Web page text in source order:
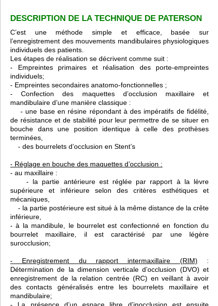
DESCRIPTION DE LA TECHNIQUE DE PATERSON
C’est une méthode simple et efficace, basée sur
l’enregistrement des mouvements mandibulaires physiologiques
individuels des patients.
Les étapes de réalisation se décrivent comme suit :
- Empreintes primaires et réalisation des porte-empreintes
individuels;
- Empreintes secondaires anatomo-fonctionnelles ;
- Confection des maquettes d’occlusion maxillaire et
mandibulaire d’une manière classique :
- une base en résine répondant à des impératifs de fidélité,
de résistance et de stabilité pour leur permettre de se situer en
bouche dans une position identique à celle des prothèses
terminées,
- des bourrelets d’occlusion en Stent’s
- Réglage en bouche des maquettes d’occlusion :
- au maxillaire :
- la partie antérieure est réglée par rapport à la lèvre
supérieure et inférieure selon des critères esthétiques et
mécaniques,
- la partie postérieure est situé à la même distance de la crête
inférieure,
- à la mandibule, le bourrelet est confectionné en fonction du
bourrelet maxillaire, il est caractérisé par une légère
surocclusion;
- Enregistrement du rapport intermaxillaire (RIM) :
Détermination de la dimension verticale d’occlusion (DVO) et
enregistrement de la relation centrée (RC) en veillant à avoir
des contacts généralisés entre les bourrelets maxillaire et
mandibulaire;
- La présence d’un espace libre d’inocclusion est ensuite